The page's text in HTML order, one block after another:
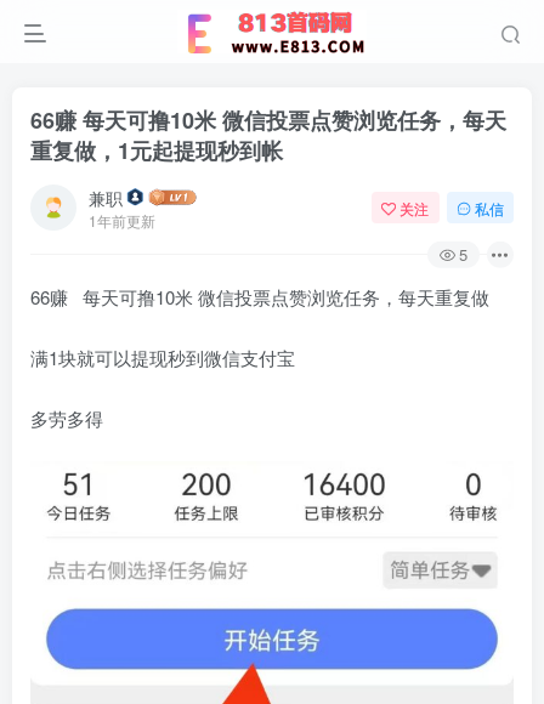
66赚 每天可撸10米 微信投票点赞浏览任务，每天
重复做，1元起提现秒到帐
兼职
1年前更新
关注 私信
5
66赚 每天可撸10米 微信投票点赞浏览任务，每天重复做
满1块就可以提现秒到微信支付宝
多劳多得